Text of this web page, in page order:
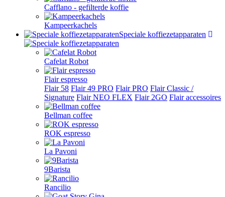
Cafflano - gefilterde koffie
Kampeerkachels
Speciale koffiezetapparaten
Cafelat Robot
Flair espresso
Flair 58 Flair 49 PRO Flair PRO Flair Classic /
Signature Flair NEO FLEX Flair 2GO Flair accessoires
Bellman coffee
ROK espresso
La Pavoni
9Barista
Rancilio